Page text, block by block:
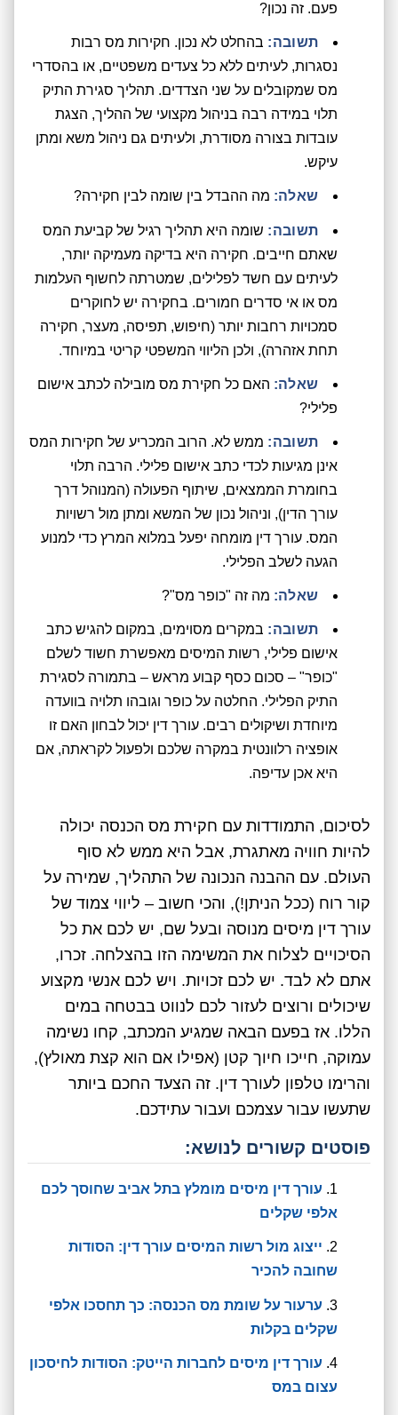
פעם. זה נכון?
תשובה: בהחלט לא נכון. חקירות מס רבות
נסגרות, לעיתים ללא כל צעדים משפטיים, או בהסדרי
מס שמקובלים על שני הצדדים. תהליך סגירת התיק
תלוי במידה רבה בניהול מקצועי של ההליך, הצגת
עובדות בצורה מסודרת, ולעיתים גם ניהול משא ומתן
עיקש.
שאלה: מה ההבדל בין שומה לבין חקירה?
תשובה: שומה היא תהליך רגיל של קביעת המס
שאתם חייבים. חקירה היא בדיקה מעמיקה יותר,
לעיתים עם חשד לפלילים, שמטרתה לחשוף העלמות
מס או אי סדרים חמורים. בחקירה יש לחוקרים
סמכויות רחבות יותר (חיפוש, תפיסה, מעצר, חקירה
תחת אזהרה), ולכן הליווי המשפטי קריטי במיוחד.
שאלה: האם כל חקירת מס מובילה לכתב אישום
פלילי?
תשובה: ממש לא. הרוב המכריע של חקירות המס
אינן מגיעות לכדי כתב אישום פלילי. הרבה תלוי
בחומרת הממצאים, שיתוף הפעולה (המנוהל דרך
עורך הדין), וניהול נכון של המשא ומתן מול רשויות
המס. עורך דין מומחה יפעל במלוא המרץ כדי למנוע
הגעה לשלב הפלילי.
שאלה: מה זה "כופר מס"?
תשובה: במקרים מסוימים, במקום להגיש כתב
אישום פלילי, רשות המיסים מאפשרת חשוד לשלם
"כופר" – סכום כסף קבוע מראש – בתמורה לסגירת
התיק הפלילי. החלטה על כופר וגובהו תלויה בוועדה
מיוחדת ושיקולים רבים. עורך דין יכול לבחון האם זו
אופציה רלוונטית במקרה שלכם ולפעול לקראתה, אם
היא אכן עדיפה.
לסיכום, התמודדות עם חקירת מס הכנסה יכולה
להיות חוויה מאתגרת, אבל היא ממש לא סוף
העולם. עם ההבנה הנכונה של התהליך, שמירה על
קור רוח (ככל הניתן!), והכי חשוב – ליווי צמוד של
עורך דין מיסים מנוסה ובעל שם, יש לכם את כל
הסיכויים לצלוח את המשימה הזו בהצלחה. זכרו,
אתם לא לבד. יש לכם זכויות. ויש לכם אנשי מקצוע
שיכולים ורוצים לעזור לכם לנווט בבטחה במים
הללו. אז בפעם הבאה שמגיע המכתב, קחו נשימה
עמוקה, חייכו חיוך קטן (אפילו אם הוא קצת מאולץ),
והרימו טלפון לעורך דין. זה הצעד החכם ביותר
שתעשו עבור עצמכם ועבור עתידכם.
פוסטים קשורים לנושא:
עורך דין מיסים מומלץ בתל אביב שחוסך לכם
אלפי שקלים
ייצוג מול רשות המיסים עורך דין: הסודות
שחובה להכיר
ערעור על שומת מס הכנסה: כך תחסכו אלפי
שקלים בקלות
עורך דין מיסים לחברות הייטק: הסודות לחיסכון
עצום במס